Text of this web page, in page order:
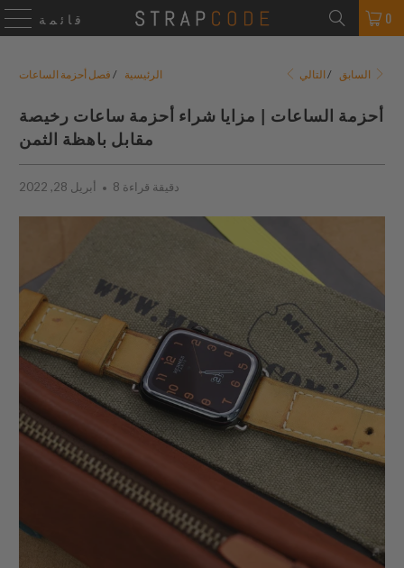
قائمة 0
الرئيسية / فصل أحزمة الساعات السابق /
أحزمة الساعات | مزايا شراء أحزمة ساعات رخيصة
مقابل باهظة الثمن
أبريل 28, 2022 8 دقيقة قراءة